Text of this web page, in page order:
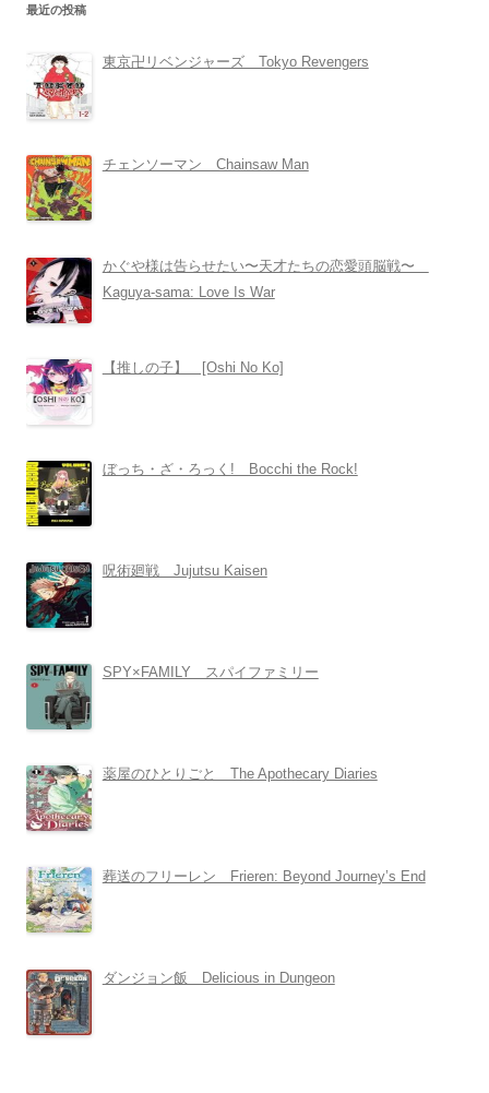
最近の投稿
東京卍リベンジャーズ Tokyo Revengers
チェンソーマン Chainsaw Man
かぐや様は告らせたい〜天才たちの恋愛頭脳戦〜
Kaguya-sama: Love Is War
【推しの子】 [Oshi No Ko]
ぼっち・ざ・ろっく! Bocchi the Rock!
呪術廻戦 Jujutsu Kaisen
SPY×FAMILY スパイファミリー
薬屋のひとりごと The Apothecary Diaries
葬送のフリーレン Frieren: Beyond Journey’s End
ダンジョン飯 Delicious in Dungeon